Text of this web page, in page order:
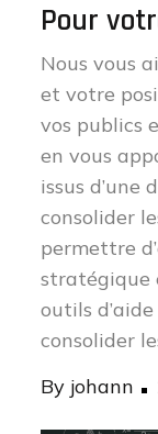
Pour
Nous vous
et votre
vos publics
en vous
issus d’une
consolider
permettre
stratégique
outils
consolider
By johann